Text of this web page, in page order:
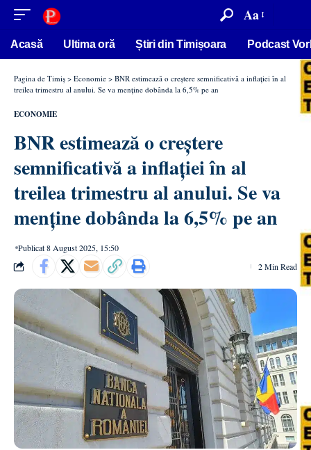
conținut Aa
Acasă Ultima oră Știri din Timișoara Podcast
Pagina de Timiș > Economie > BNR estimează o creștere semnificativă a inflației în al
treilea trimestru al anului. Se va menține dobânda la 6,5% pe an
ECONOMIE
BNR estimează o creștere
semnificativă a inflației în al
treilea trimestru al anului. Se va
menține dobânda la 6,5% pe an
Publicat 8 August 2025, 15:50
2 Min Read